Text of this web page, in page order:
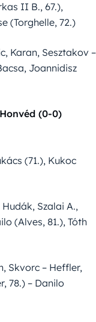
II B., 67.),
(Torghelle, 72.)
Karan, Sesztakov –
Joannidisz
(0-0)
(71.), Kukoc
Szalai A.,
(Alves, 81.), Tóth
Skvorc – Heffler,
78.) – Danilo